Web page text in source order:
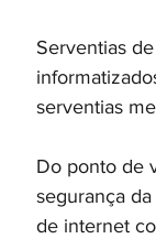
Serventias
serventias
Do ponto de
segurança
de internet